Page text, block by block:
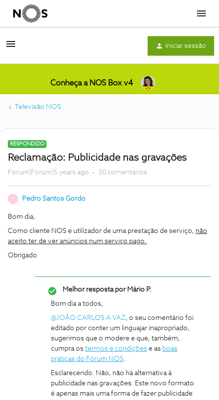
Menu
Iniciar sessão
Conheça a NOS Box v4
Televisão NOS
RESPONDIDO
Reclamação: Publicidade nas gravações
Forum|Forum|5 years ago 30 comentários
Pedro Santos Gordo
Bom dia,
Como cliente NOS e utilizador de uma prestação de serviço, não
aceito ter de ver anúncios num serviço pago.
Obrigado
Melhor resposta porMário P.
Bom dia a todos,
@JOÃO CARLOS A VAZ, o seu comentário foi
editado por conter um linguajar inapropriado,
sugerimos que o modere e que, também,
cumpra os termos e condições e as boas
práticas do Fórum NOS.
Esclarecendo. Não, não há alternativa à
publicidade nas gravações. Este novo formato
é apenas mais uma forma de fazer publicidade